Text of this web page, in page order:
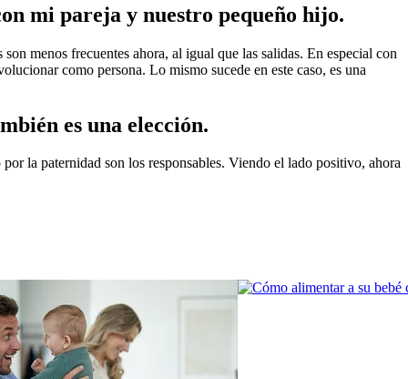
mi pareja y nuestro pequeño hijo.
menos frecuentes ahora, al igual que las salidas. En especial con
como persona. Lo mismo sucede en este caso, es una
es una elección.
la paternidad son los responsables. Viendo el lado positivo, ahora